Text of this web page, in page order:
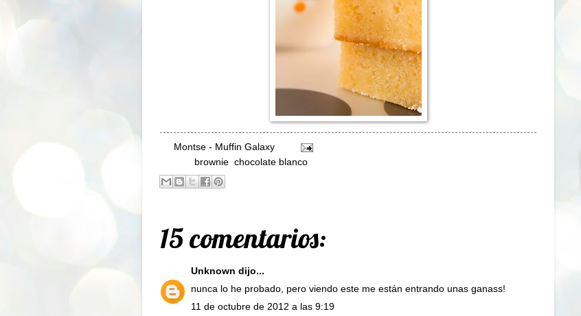
Montse - Muffin Galaxy
brownie chocolate blanco
15 comentarios:
Unknown dijo...
nunca lo he probado, pero viendo este me están entrando unas ganass!
11 de octubre de 2012 a las 9:19